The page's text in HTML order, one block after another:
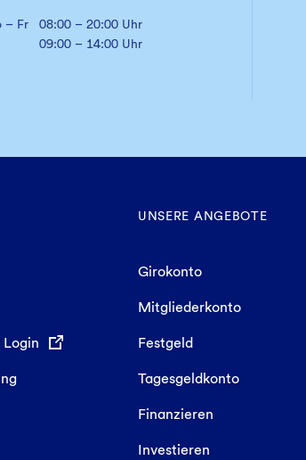
– Fr
08:00 – 20:00 Uhr
09:00 – 14:00 Uhr
UNSERE ANGEBOTE
Girokonto
Mitgliederkonto
Festgeld
Tagesgeldkonto
Finanzieren
Investieren